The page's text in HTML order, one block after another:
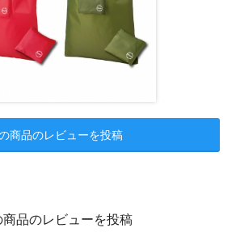
商品のレビューを投稿
商品のレビューを投稿